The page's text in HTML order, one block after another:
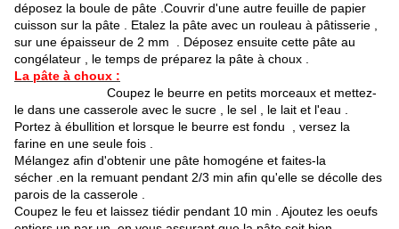
déposez la boule de pâte .Couvrir d'une autre feuille de papier
cuisson sur la pâte . Etalez la pâte avec un rouleau à pâtisserie ,
sur une épaisseur de 2 mm . Déposez ensuite cette pâte au
congélateur , le temps de préparez la pâte à choux .
La pâte à choux :
Coupez le beurre en petits morceaux et mettez-
le dans une casserole avec le sucre , le sel , le lait et l'eau .
Portez à ébullition et lorsque le beurre est fondu , versez la
farine en une seule fois .
Mélangez afin d'obtenir une pâte homogéne et faites-la
sécher .en la remuant pendant 2/3 min afin qu'elle se décolle des
parois de la casserole .
Coupez le feu et laissez tiédir pendant 10 min . Ajoutez les oeufs